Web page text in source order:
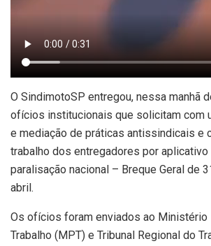
O SindimotoSP entregou, nessa manhã
ofícios institucionais que solicitam com
e mediação de práticas antissindicais e
trabalho dos entregadores por
paralisação nacional – Breque Geral de
abril.
Os ofícios foram enviados ao Ministério
Trabalho (MPT) e Tribunal Regional do